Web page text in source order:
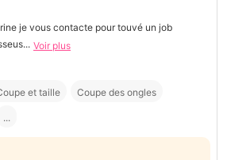
je vous contacte pour touvé un job
Voir plus
et taille Coupe des ongles
...